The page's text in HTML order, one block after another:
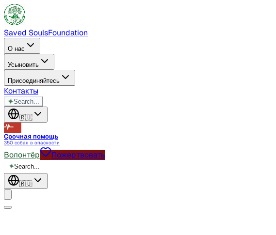
Saved SoulsFoundation
О нас
Усыновить
Присоединяйтесь
Контакты
✦Search...
🇷🇺
Срочная помощь
350 собак в опасности
Волонтёр Пожертвовать
✦Search...
🇷🇺